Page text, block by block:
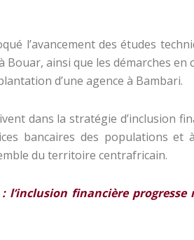
l’avancement des études
Bouar, ainsi que les démarches en
d’une agence à Bambari.
dans la stratégie d’inclusion
bancaires des populations et
du territoire centrafricain.
: l’inclusion financière